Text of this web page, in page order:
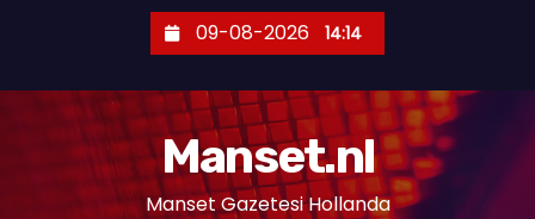
09-08-2026 14:14
Manset.nl
Manset Gazetesi Hollanda